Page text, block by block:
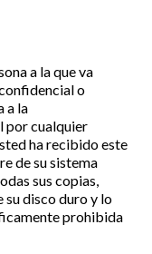
a la que va
o
a la
por cualquier
ha recibido este
de su sistema
sus copias,
su disco duro y lo
prohibida